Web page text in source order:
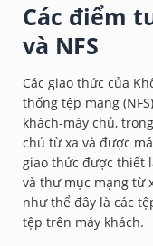
Các điểm
và NFS
Các giao thức của
thống tệp mạng
khách-máy chủ,
chủ từ xa và được
giao thức được thiết
và thư mục mạng từ
như thể đây là các
tệp trên máy khách.